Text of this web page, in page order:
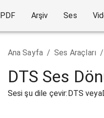
PDF Arşiv Ses
Ana Sayfa / Ses Araçları /
DTS Ses
Sesi şu dile çevir:DTS